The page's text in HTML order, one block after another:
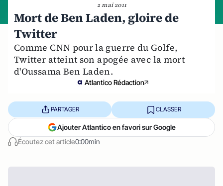
2 mai 2011
Mort de Ben Laden, gloire de
Twitter
Comme CNN pour la guerre du Golfe,
Twitter atteint son apogée avec la mort
d'Oussama Ben Laden.
Atlantico Rédaction
Écoutez cet article0:00min
PARTAGER CLASSER
Ajouter Atlantico en favori sur Google